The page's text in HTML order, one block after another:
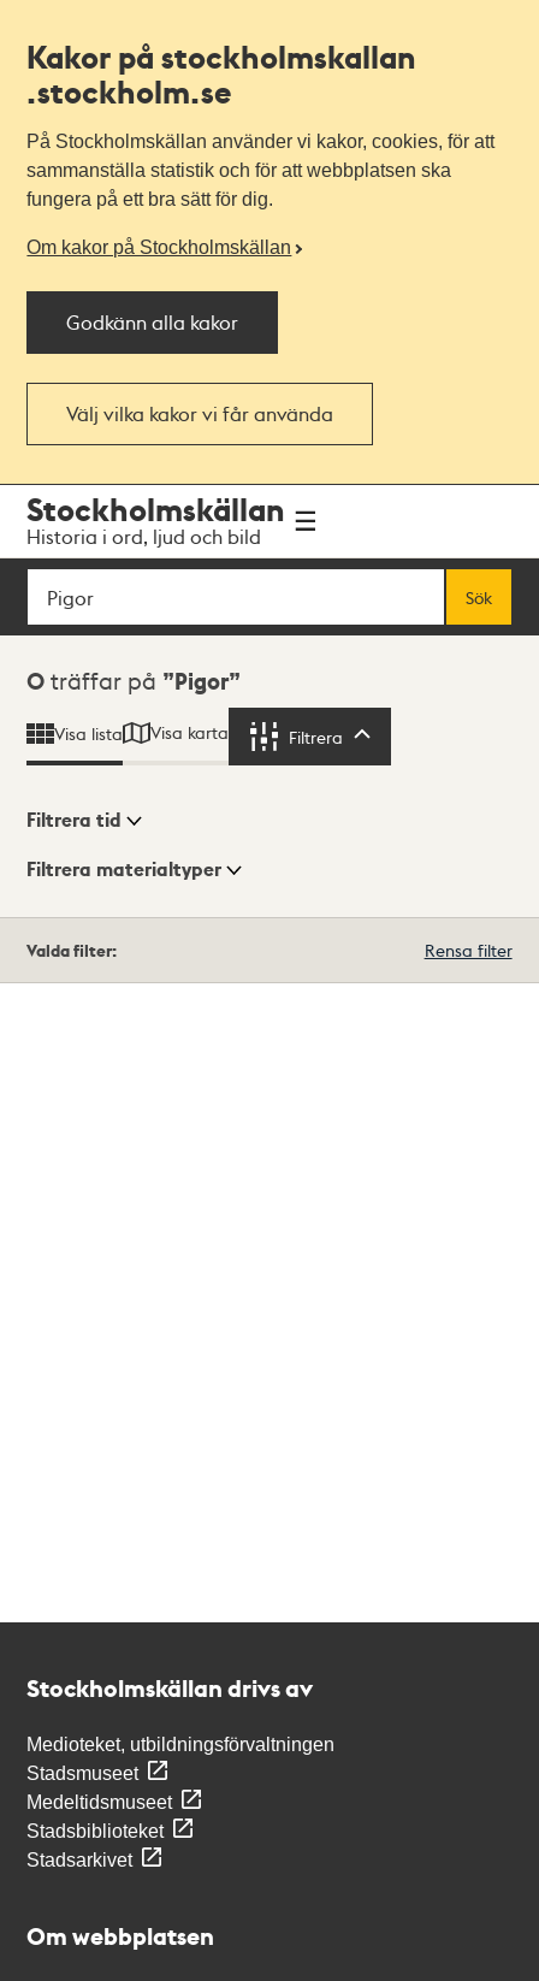
Kakor på stockholmskallan
.stockholm.se
På Stockholmskällan använder vi kakor, cookies, för att
sammanställa statistik och för att webbplatsen ska
fungera på ett bra sätt för dig.
Om kakor på Stockholmskällan
Godkänn alla kakor
Välj vilka kakor vi får använda
navigationen
huvudinnehållet
Stockholmskällan
Historia i ord, ljud och bild
Sök
Sök
Sökresultat
0 träffar på Pigor
Visa lista Visa karta Filtrera
Visningsläge
Filtrera tid
Filtrera materialtyper
träffar
Valda filter: Rensa filter
Stockholmskällan drivs av
Medioteket, utbildningsförvaltningen
Stadsmuseet
Medeltidsmuseet
Stadsbiblioteket
Stadsarkivet
Om webbplatsen